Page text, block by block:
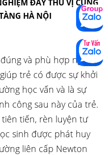
ĐẦY THÚ VỊ CÙNG
HÀ NỘI
và phù hợp ngay
trẻ có được sự khởi
học vấn và là sự
công sau này của trẻ.
tiến, rèn luyện tư
sinh được phát huy
liên cấp Newton